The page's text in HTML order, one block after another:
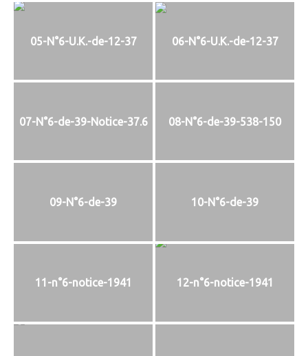
05-N°6-U.K.-de-12-37 06-N°6-U.K.-de-12-37
07-N°6-de-39-Notice-37.6 08-N°6-de-39-538-150
09-N°6-de-39 10-N°6-de-39
11-n°6-notice-1941 12-n°6-notice-1941